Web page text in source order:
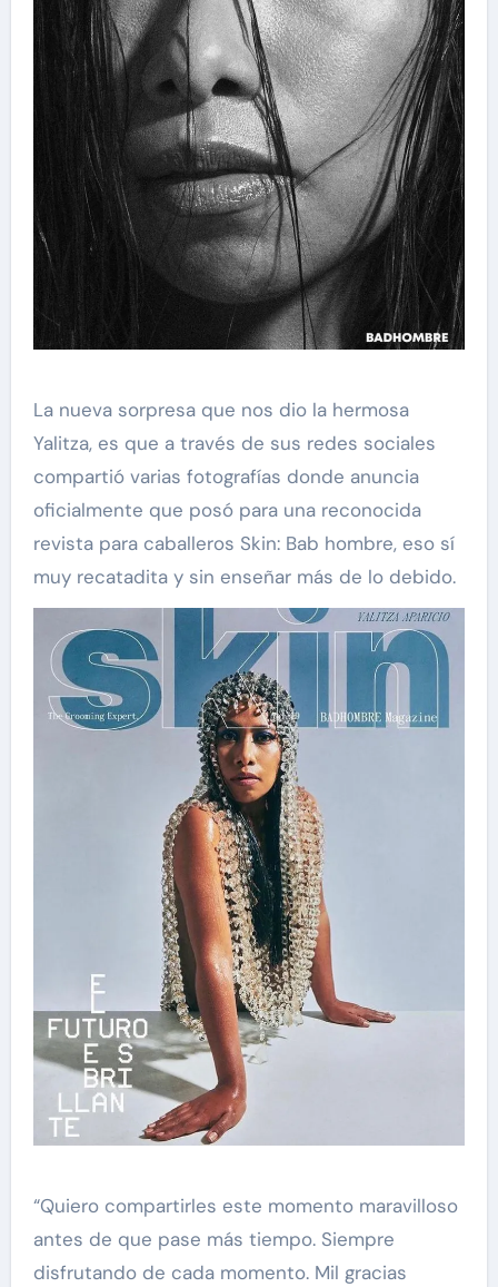
La nueva sorpresa que nos dio la hermosa
Yalitza, es que a través de sus redes sociales
compartió varias fotografías donde anuncia
oficialmente que posó para una reconocida
revista para caballeros Skin: Bab hombre, eso sí
muy recatadita y sin enseñar más de lo debido.
“Quiero compartirles este momento maravilloso
antes de que pase más tiempo. Siempre
disfrutando de cada momento. Mil gracias